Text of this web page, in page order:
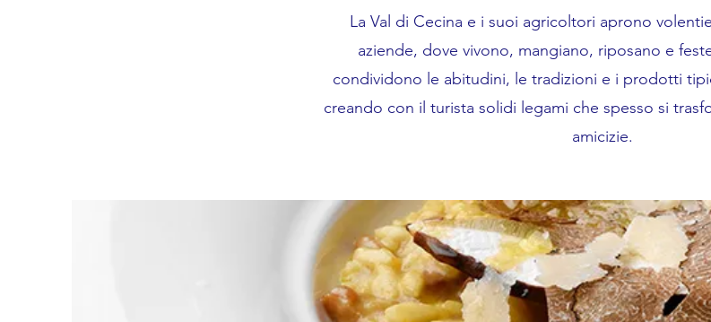
La Val di Cecina e i suoi agricoltori aprono
aziende, dove vivono, mangiano, riposano e
condividono le abitudini, le tradizioni e i prodotti
creando con il turista solidi legami che spesso si
amicizie.